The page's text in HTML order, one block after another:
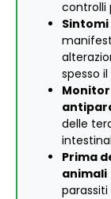
controlli
spesso
delle
Prima
animali